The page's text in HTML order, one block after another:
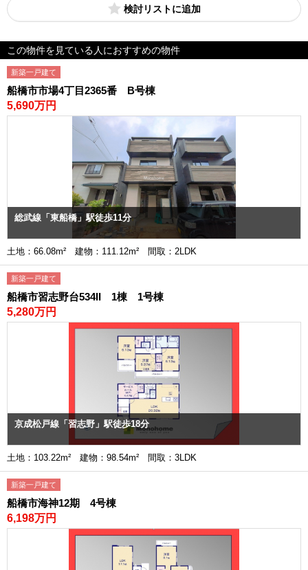
検討リスト
この物件を見ている人におすすめの物件
新築一戸建て
船橋市市場4丁目2365番 B号棟
5,690万円
総武線「東船橋」駅徒歩11分
土地：66.08m² 建物：111.12m² 間取：2LDK
新築一戸建て
船橋市習志野台534II 1棟 1号棟
5,280万円
京成松戸線「習志野」駅徒歩18分
土地：103.22m² 建物：98.54m² 間取：3LDK
新築一戸建て
船橋市海神12期 4号棟
6,198万円